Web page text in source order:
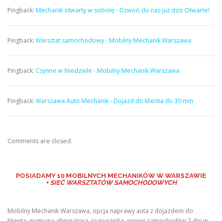
Pingback: Mechanik otwarty w sobotę - Dzwoń do nas już dziś Otwarte!
Pingback: Warsztat samochodowy - Mobilny Mechanik Warszawa
Pingback: Czynne w Niedziele - Mobilny Mechanik Warszawa
Pingback: Warszawa Auto Mechanik - Dojazd do klienta do 30 min
Comments are closed.
POSIADAMY 10 MOBILNYCH MECHANIKÓW W WARSZAWIE
+ SIEĆ WARSZTATÓW SAMOCHODOWYCH
Mobilny Mechanik Warszawa, opcja naprawy auta z dojazdem do